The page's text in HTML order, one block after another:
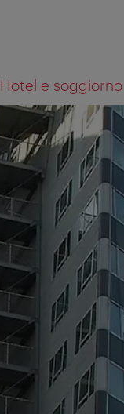
Hotel e soggiorno
CERCA